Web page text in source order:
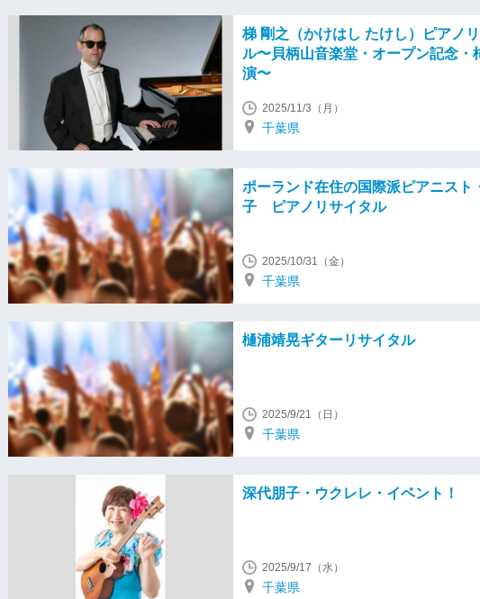
梯 剛之（かけはし たけし）ピアノ
ル〜貝柄山音楽堂・オープン記念・
演〜
2025/11/3（月）
千葉県
ポーランド在住の国際派ピアニスト
子 ピアノリサイタル
2025/10/31（金）
千葉県
樋浦靖晃ギターリサイタル
2025/9/21（日）
千葉県
深代朋子・ウクレレ・イベント！
2025/9/17（水）
千葉県